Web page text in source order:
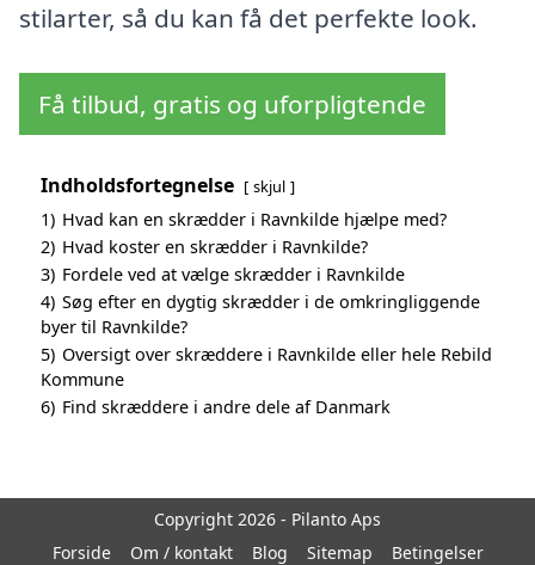
stilarter, så du kan få det perfekte look.
Få tilbud, gratis og uforpligtende
Indholdsfortegnelse skjul
1) Hvad kan en skrædder i Ravnkilde hjælpe med?
2) Hvad koster en skrædder i Ravnkilde?
3) Fordele ved at vælge skrædder i Ravnkilde
4) Søg efter en dygtig skrædder i de omkringliggende
byer til Ravnkilde?
5) Oversigt over skræddere i Ravnkilde eller hele Rebild
Kommune
6) Find skræddere i andre dele af Danmark
Copyright 2026 - Pilanto Aps
Forside
Om / kontakt Blog Sitemap Betingelser